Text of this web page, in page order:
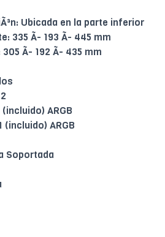
Ubicada en la parte inferior
335 Ã- 193 Ã- 445 mm
Ã- 192 Ã- 435 mm
ARGB
(incluido) ARGB
Soportada